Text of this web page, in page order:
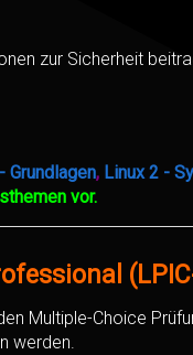
zur Sicherheit
Grundlagen, Linux 2 -
vor.
Multiple-Choice
werden.